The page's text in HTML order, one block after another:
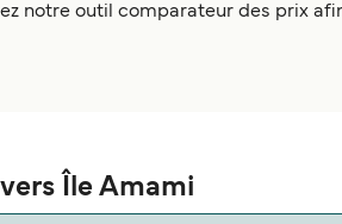
notre outil comparateur des prix
Île Amami